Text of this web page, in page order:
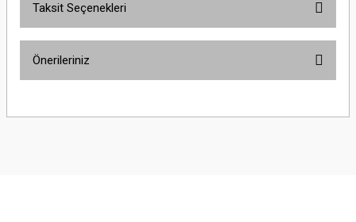
Taksit Seçenekleri
Önerileriniz
yetersiz gördüğünüz noktaları öneri formunu kullanarak tarafımıza